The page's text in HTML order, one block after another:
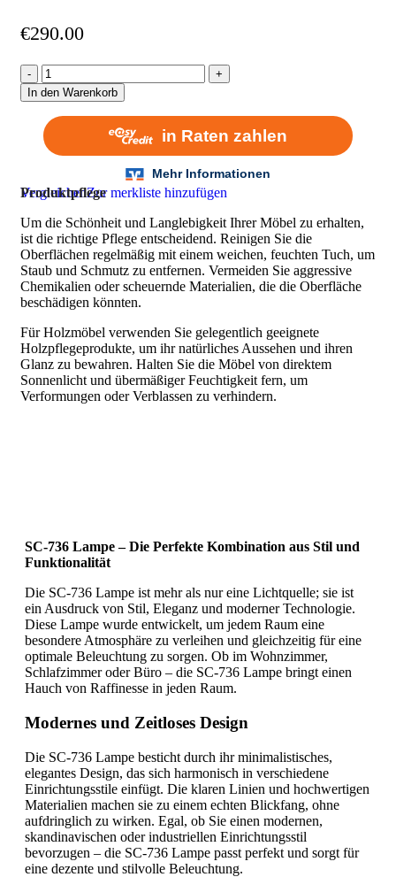
€290.00
In den Warenkorb
VergleichenZur merkliste hinzufügen
Produktpflege
Um die Schönheit und Langlebigkeit Ihrer Möbel zu erhalten,
ist die richtige Pflege entscheidend. Reinigen Sie die
Oberflächen regelmäßig mit einem weichen, feuchten Tuch, um
Staub und Schmutz zu entfernen. Vermeiden Sie aggressive
Chemikalien oder scheuernde Materialien, die die Oberfläche
beschädigen könnten.
Für Holzmöbel verwenden Sie gelegentlich geeignete
Holzpflegeprodukte, um ihr natürliches Aussehen und ihren
Glanz zu bewahren. Halten Sie die Möbel von direktem
Sonnenlicht und übermäßiger Feuchtigkeit fern, um
Verformungen oder Verblassen zu verhindern.
SC-736 Lampe – Die Perfekte Kombination aus Stil und
Funktionalität
Die SC-736 Lampe ist mehr als nur eine Lichtquelle; sie ist
ein Ausdruck von Stil, Eleganz und moderner Technologie.
Diese Lampe wurde entwickelt, um jedem Raum eine
besondere Atmosphäre zu verleihen und gleichzeitig für eine
optimale Beleuchtung zu sorgen. Ob im Wohnzimmer,
Schlafzimmer oder Büro – die SC-736 Lampe bringt einen
Hauch von Raffinesse in jeden Raum.
Modernes und Zeitloses Design
Die SC-736 Lampe besticht durch ihr minimalistisches,
elegantes Design, das sich harmonisch in verschiedene
Einrichtungsstile einfügt. Die klaren Linien und hochwertigen
Materialien machen sie zu einem echten Blickfang, ohne
aufdringlich zu wirken. Egal, ob Sie einen modernen,
skandinavischen oder industriellen Einrichtungsstil
bevorzugen – die SC-736 Lampe passt perfekt und sorgt für
eine dezente und stilvolle Beleuchtung.